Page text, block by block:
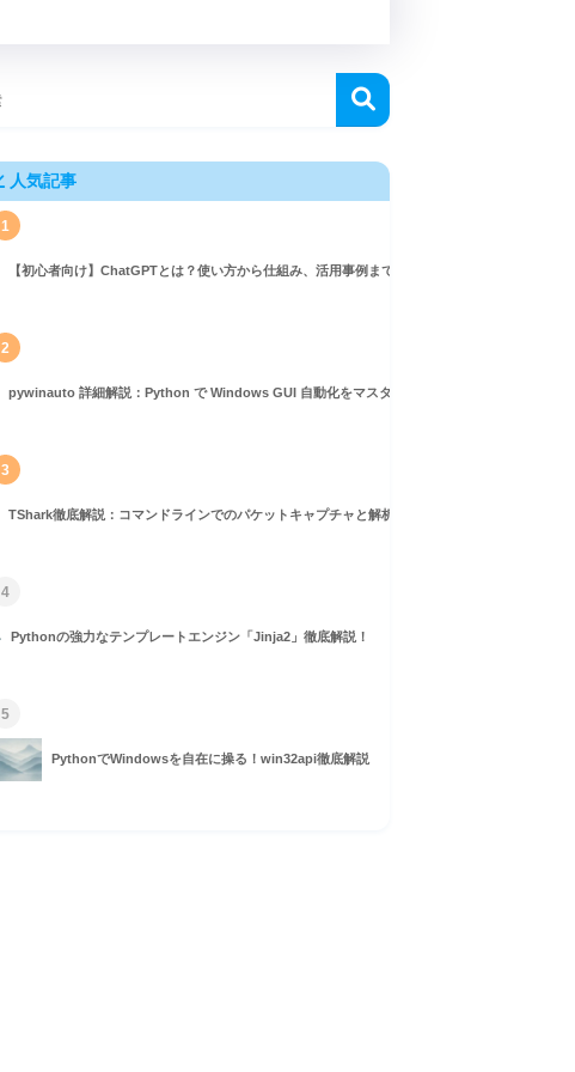
人気記事
1
【初心者向け】ChatGPTとは？使い方から仕組み、活用事例まで徹底解説
2
pywinauto 詳細解説：Python で Windows GUI 自動化をマスターしよう！
3
TShark徹底解説：コマンドラインでのパケットキャプチャと解析ガイド
4
Pythonの強力なテンプレートエンジン「Jinja2」徹底解説！
5
PythonでWindowsを自在に操る！win32api徹底解説